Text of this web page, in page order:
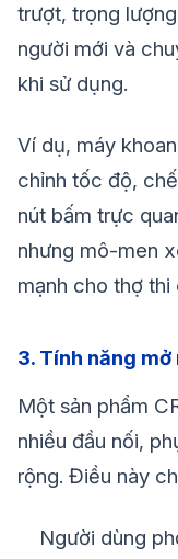
trượt, trọng
người mới và
khi sử dụng.
Ví dụ, máy
chỉnh tốc độ,
nút bấm trực
nhưng mô-men
mạnh cho thợ
3. Tính năng
Một sản phẩm
nhiều đầu nối,
rộng. Điều này
Người dùng